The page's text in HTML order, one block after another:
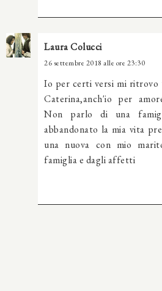
Laura Colucci
26 settembre 2018 alle ore 23:30
Io per certi versi mi ritrovo
Caterina,anch'io per
Non parlo di una
abbandonato la mia vita
una nuova con mio
famiglia e dagli affetti